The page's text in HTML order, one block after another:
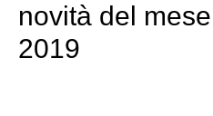
novità del
2019